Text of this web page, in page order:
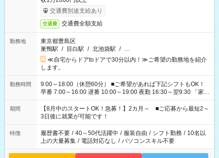
交通費別途支給あり
交通費 交通費全額支給
勤務地
東京都豊島区
巣鴨駅 / 目白駅 / 北池袋駅 / …
≪自宅からドアtoドアで30分以内！≫ご希望の勤務地を紹介
します。
勤務時間
9:00～18:00（休憩60分） ■ご希望があれば下記シフトもOK！
早番 7:00～16:00 遅番 10:00～19:00 夜勤 16:30～翌9:30 「家族
と休みを合わせたい」 「余裕を持って夕飯の準備がしたい」
「できれば残業はしたくない」 など、ご希望を教えてください
ね。 ※Wワーク希望の方へ 今ご覧のお仕事で希望する勤務時間
と、もう1つのお仕事の勤務時間。 合計で週40時間を超える場
合は応募できません。
期間
【8月中のスタートOK！急募！】2カ月～ ■ご応募から最短2～
3日後に就業が可能です！
特徴 履歴書不要 / 40～50代活躍中 / 服装自由 / シフト勤務 / 10名以
上の大量募集 / 電話対応なし / パソコンスキル不要